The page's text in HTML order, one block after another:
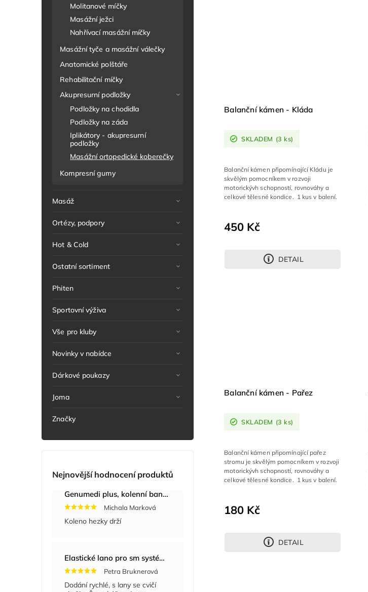
Molitanové míčky
Masážní ježci
Nahřívací masážní míčky
Masážní tyče a masážní válečky
Anatomické polštáře
Rehabilitační míčky
Akupresurní podložky
Podložky na chodidla
Podložky na záda
Iplikátory - akupresurní
podložky
Masážní ortopedické koberečky
Kompresní gumy
Masáž
Ortézy, podpory
Hot & Cold
Ostatní sortiment
Phiten
Sportovní výživa
Vše pro kluby
Novinky v nabídce
Dárkové poukazy
Joma
Značky
Nejnovější hodnocení produktů
Genumedi plus, kolenní bandáž se zvýšenou fixací
Michala Marková
Koleno hezky drží
Elastické lano pro sm systém
Petra Bruknerová
Dodání rychlé, s lany se cvičí
Balanční kámen - Kláda
SKLADEM (3 ks)
450 Kč
DETAIL
Balanční kámen připomínající Kládu je
skvělým pomocníkem v rozvoji
motorickývh schopností, rovnováhy a
celkové tělesné kondice. 1 kus v balení.
Balanční kámen - Pařez
SKLADEM (3 ks)
180 Kč
DETAIL
Balanční kámen připomínající pařez
stromu je skvělým pomocníkem v rozvoji
motorickývh schopností, rovnováhy a
celkové tělesné kondice. 1 kus v balení.